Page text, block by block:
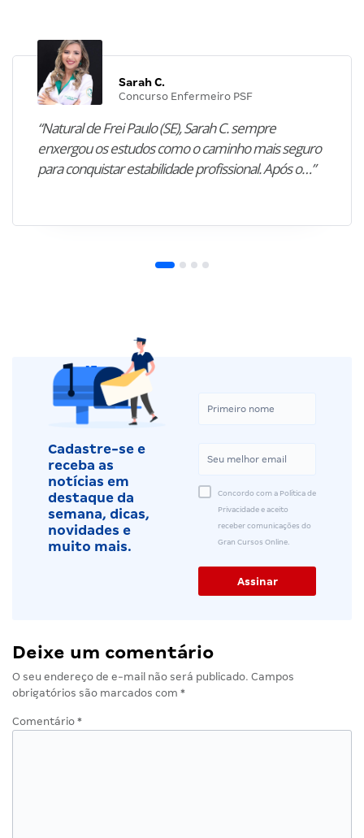
Sarah C.
Concurso Enfermeiro PSF
“Natural de Frei Paulo (SE), Sarah C. sempre
enxergou os estudos como o caminho mais seguro
para conquistar estabilidade profissional. Após o…”
Cadastre-se e
receba as
notícias em
destaque da
semana, dicas,
novidades e
muito mais.
Concordo com a Política de
Privacidade e aceito
receber comunicações do
Gran Cursos Online.
Deixe um comentário
O seu endereço de e-mail não será publicado. Campos
obrigatórios são marcados com *
Comentário *